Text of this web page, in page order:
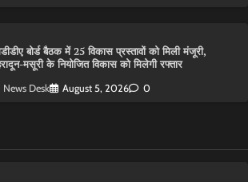
बोर्ड बैठक में 25 विकास प्रस्तावों को मिली मंजूरी,
मसूरी के नियोजित विकास को मिलेगी रफ्तार
News Desk August 5, 2026 0